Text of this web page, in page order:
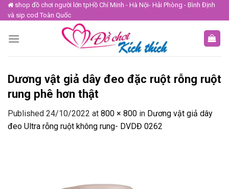
Skip
to
shop đồ chơi người lớn tpHồ Chí Minh - Hà Nội- Hải Phòng - Bình Định
và sip cod Toàn Quốc
Dương vật giả dây đeo đặc ruột rỗng ruột
rung phê hơn thật
Published 24/10/2022 at 800 × 800 in Dương vật giả dây
đeo Ultra rỗng ruột không rung- DVDĐ 0262